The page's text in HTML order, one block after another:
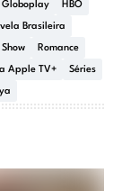
Globoplay HBO
Brasileira
Romance
Apple TV+ Séries